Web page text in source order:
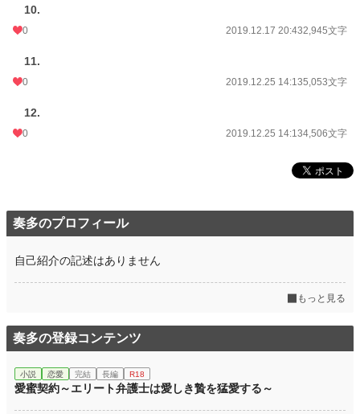
10.
0 2019.12.17 20:432,945文字
11.
0 2019.12.25 14:135,053文字
12.
0 2019.12.25 14:134,506文字
奏多のプロフィール
自己紹介の記述はありません
もっと見る
奏多の登録コンテンツ
小説 恋愛 完結 長編 R18
愛蜜契約～エリート弁護士は愛しき贄を猛愛する～